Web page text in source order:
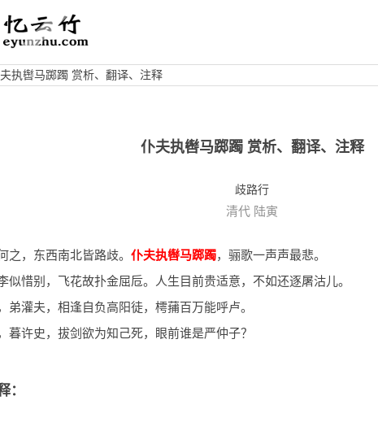
执辔马踯躅 赏析、翻译、注释
仆夫执辔马踯躅 赏析、翻译、注释
歧路行
清代 陆寅
之，东西南北皆路歧。 仆夫执辔马踯躅，骊歌一声声最悲。
似惜别，飞花故扑金屈卮。人生目前贵适意，不如还逐屠沽儿。
弟灌夫，相逢自负高阳徒，樗蒱百万能呼卢。
暮许史，拔剑欲为知己死，眼前谁是严仲子？
：